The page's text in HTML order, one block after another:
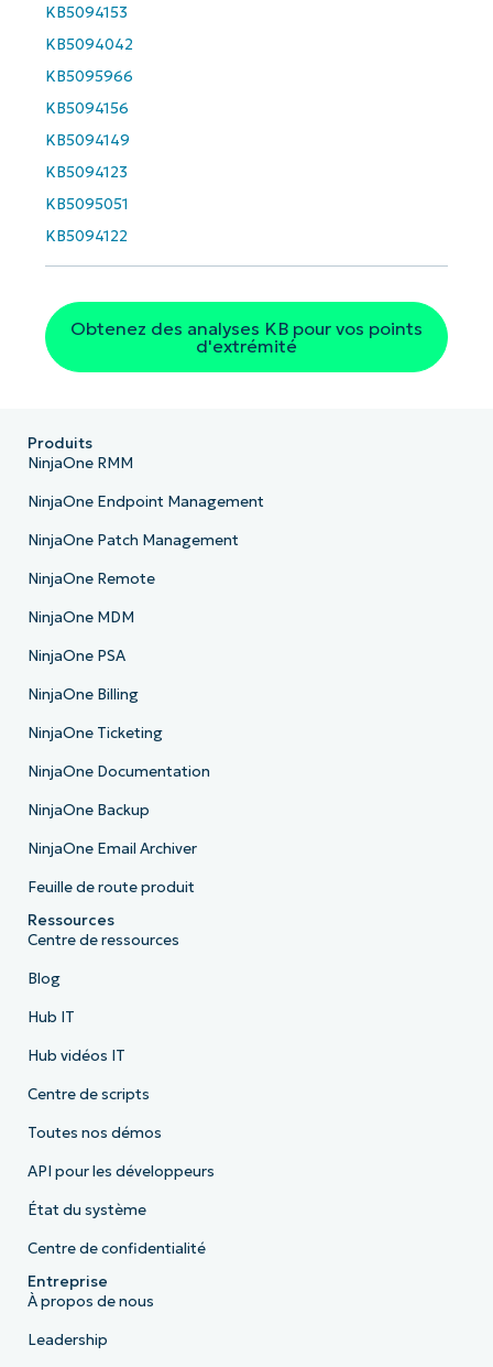
KB5094153
KB5094042
KB5095966
KB5094156
KB5094149
KB5094123
KB5095051
KB5094122
Obtenez des analyses KB pour vos points
d'extrémité
Business
email*
number*
Company
name*
Produits
NinjaOne RMM
NinjaOne Endpoint Management
NinjaOne Patch Management
NinjaOne Remote
NinjaOne MDM
NinjaOne PSA
NinjaOne Billing
NinjaOne Ticketing
NinjaOne Documentation
NinjaOne Backup
NinjaOne Email Archiver
Feuille de route produit
Ressources
Centre de ressources
Blog
Hub IT
Hub vidéos IT
Centre de scripts
Toutes nos démos
API pour les développeurs
État du système
Centre de confidentialité
Entreprise
À propos de nous
Leadership